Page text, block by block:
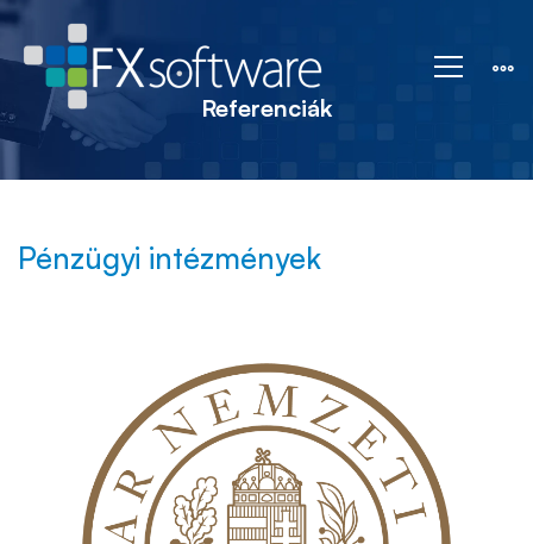
Referenciák
Referenciák
Pénzügyi intézmények